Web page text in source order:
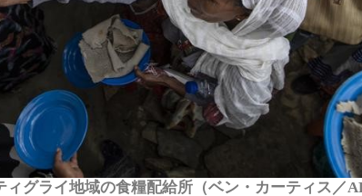
グライ地域の食糧配給所（ベン・カーティス／